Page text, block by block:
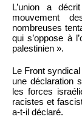
L’union a
mouvement
nombreuses
qui s’oppose à
palestinien ».
Le Front
une déclaration
les forces
racistes et
a-t-il déclaré.